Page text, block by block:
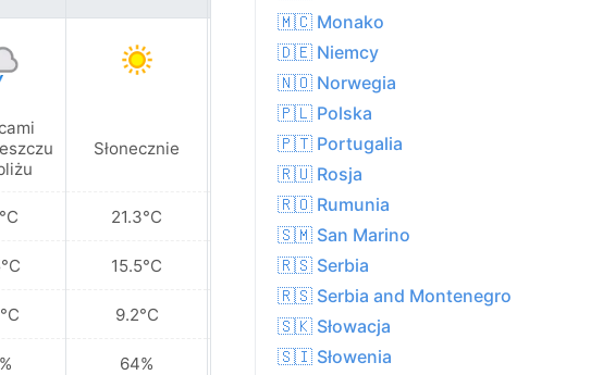
Słonecznie
21.3°C
15.5°C
9.2°C
64%
Częściowe
zachmurzenie
20.6°C
15.9°C
12.1°C
71%
🇲🇨 Monako
🇩🇪 Niemcy
🇳🇴 Norwegia
🇵🇱 Polska
🇵🇹 Portugalia
🇷🇺 Rosja
🇷🇴 Rumunia
🇸🇲 San Marino
🇷🇸 Serbia
🇷🇸 Serbia and Montenegro
🇸🇰 Słowacja
🇸🇮 Słowenia